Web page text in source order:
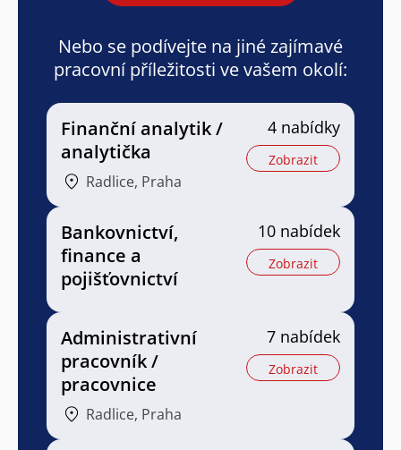
Nebo se podívejte na jiné zajímavé
pracovní příležitosti ve vašem okolí:
Finanční analytik /
analytička
Radlice, Praha
4 nabídky
Zobrazit
Bankovnictví,
finance a
pojišťovnictví
10 nabídek
Zobrazit
Administrativní
pracovník /
pracovnice
Radlice, Praha
7 nabídek
Zobrazit